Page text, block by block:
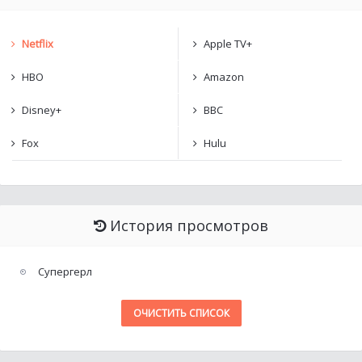
Netflix Apple TV+
HBO Amazon
Disney+ BBC
Fox Hulu
История просмотров
Супергерл
ОЧИСТИТЬ СПИСОК